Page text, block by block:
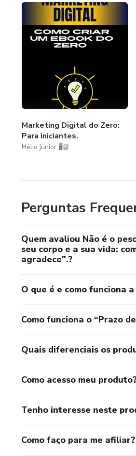
Marketing Digital do Zero:
Para iniciantes.
Hélio junior 🖥️📘
Perguntas
Quem avaliou Não é o
seu corpo e a sua vida:
agradece".?
O que é e como funciona
Como funciona o “Prazo
Quais diferenciais os
Como acesso meu
Tenho interesse neste
Como faço para me afiliar?